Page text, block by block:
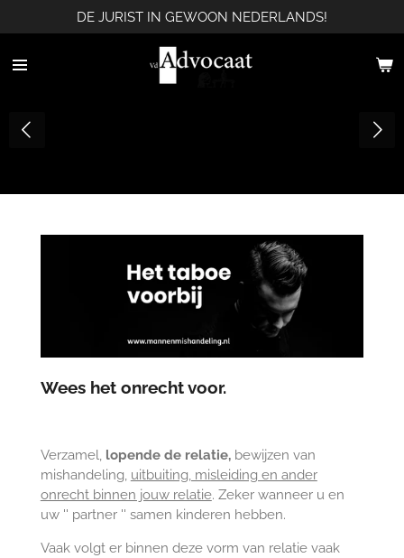
direct
naar
DE JURIST IN GEWOON NEDERLANDS!
Wees het onrecht voor.
Verzamel, lopende de relatie,bewijzen van
mishandeling, uitbuiting, misleiding en ander
onrecht binnen jouw relatie. Zeker wanneer u en
uw '' partner '' samen kinderen hebben.
Vaak volgt er binnen deze vorm van relatie vaak